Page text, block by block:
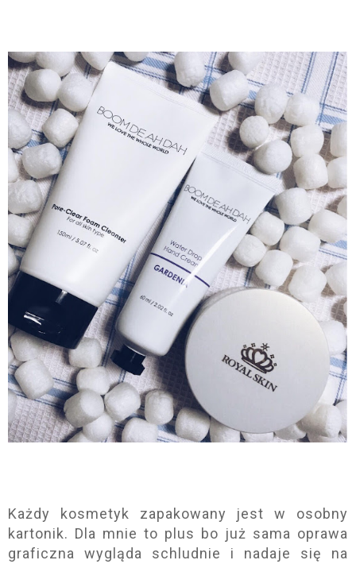
Każdy kosmetyk zapakowany jest w osobny
kartonik. Dla mnie to plus bo już sama oprawa
graficzna wygląda schludnie i nadaje się na